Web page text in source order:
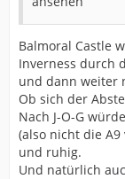
Balmoral Castle
Inverness durch
und dann weiter
Ob sich der
Nach J-O-G
(also nicht die
und ruhig.
Und natürlich